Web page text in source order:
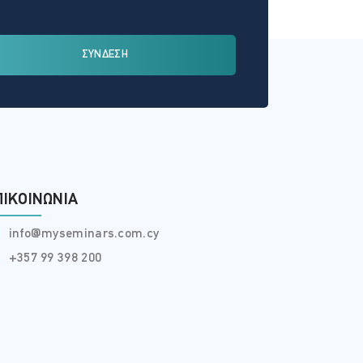
ΣΥΝΔΕΣΗ
info@myseminars.com.cy
+357 99 398 200